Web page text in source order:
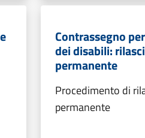
Contrassegno
dei disabili:
permanente
Procedimento di
permanente